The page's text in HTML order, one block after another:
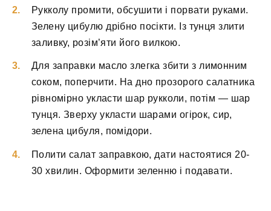
Рукколу промити, обсушити і порвати руками.
Зелену цибулю дрібно посікти. Із тунця злити
заливку, розім’яти його вилкою.
Для заправки масло злегка збити з лимонним
соком, поперчити. На дно прозорого салатника
рівномірно укласти шар рукколи, потім — шар
тунця. Зверху укласти шарами огірок, сир,
зелена цибуля, помідори.
Полити салат заправкою, дати настоятися 20-
30 хвилин. Оформити зеленню і подавати.